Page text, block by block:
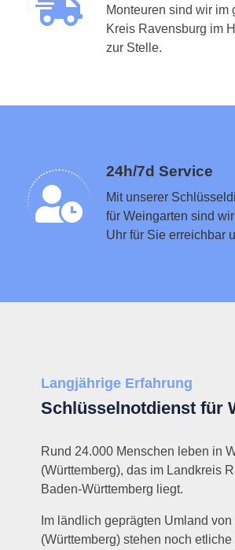
Monteuren sind wir im
Kreis Ravensburg im
zur Stelle.
24h/7d Service
Mit unserer
für Weingarten sind
Uhr für Sie erreichbar
Schlüsseldienst in der Nähe vermitteln
Langjährige Erfahrung
Schlüsselnotdienst für
Rund 24.000 Menschen leben in
(Württemberg), das im Landkreis
Baden-Württemberg liegt.
Im ländlich geprägten Umland
(Württemberg) stehen noch